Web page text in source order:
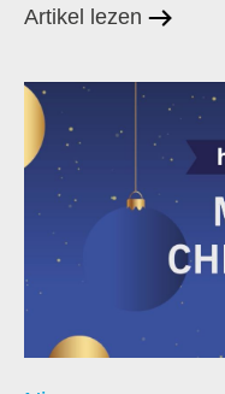
Artikel lezen